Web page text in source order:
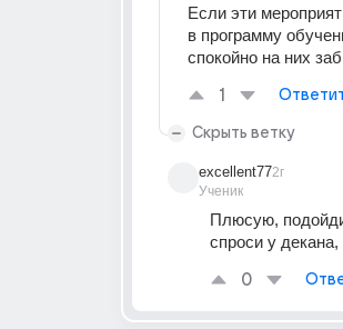
Если эти
в программу
спокойно на них
1
Скрыть ветку
excellent77
Ученик
2г
Плюсую,
спроси у
0